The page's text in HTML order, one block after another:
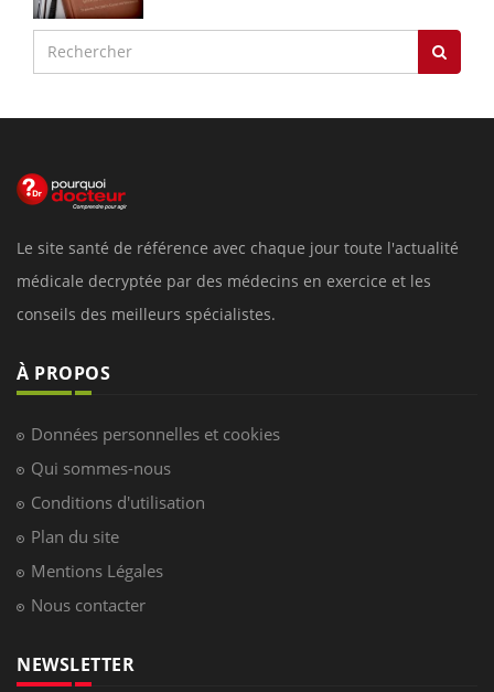
Le site santé de référence avec chaque jour toute l'actualité
médicale decryptée par des médecins en exercice et les
conseils des meilleurs spécialistes.
À PROPOS
Données personnelles et cookies
Qui sommes-nous
Conditions d'utilisation
Plan du site
Mentions Légales
Nous contacter
NEWSLETTER